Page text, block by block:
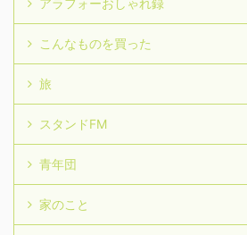
こんなものを買った
旅
スタンドFM
青年団
家のこと